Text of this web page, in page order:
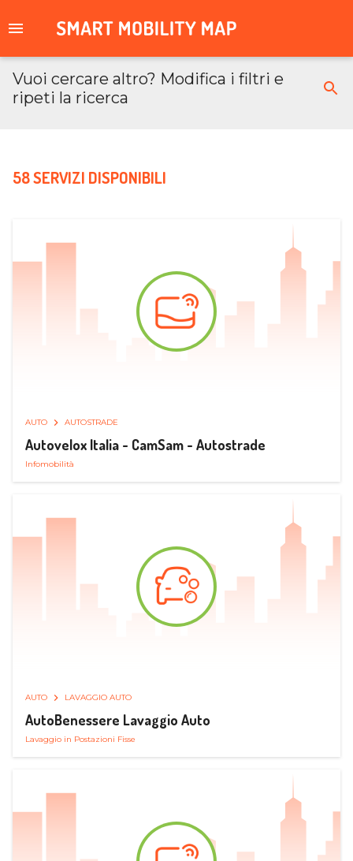
Vuoi cercare altro? Modifica i filtri e
ripeti la ricerca
58 SERVIZI DISPONIBILI
AUTO AUTOSTRADE
Autovelox Italia - CamSam - Autostrade
Infomobilità
AUTO LAVAGGIO AUTO
AutoBenessere Lavaggio Auto
Lavaggio in Postazioni Fisse